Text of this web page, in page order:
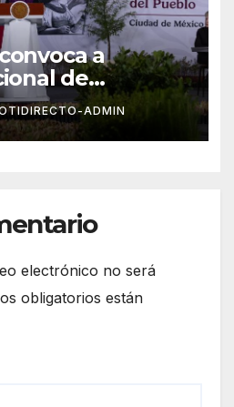
a
de
el 9 de agosto
ADMIN
electrónico no será
obligatorios están